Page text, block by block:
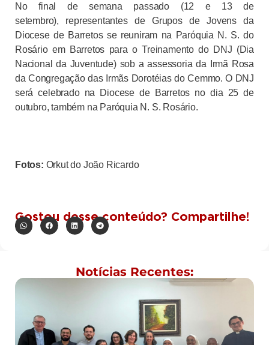
No final de semana passado (12 e 13 de
setembro), representantes de Grupos de Jovens da
Diocese de Barretos se reuniram na Paróquia N. S. do
Rosário em Barretos para o Treinamento do DNJ (Dia
Nacional da Juventude) sob a assessoria da Irmã Rosa
da Congregação das Irmãs Dorotéias do Cemmo. O DNJ
será celebrado na Diocese de Barretos no dia 25 de
outubro, também na Paróquia N. S. Rosário.
Fotos: Orkut do João Ricardo
Gostou desse conteúdo? Compartilhe!
Notícias Recentes: